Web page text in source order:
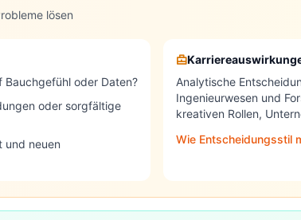
lösen
Bauchgefühl oder Daten?
oder sorgfältige
und neuen
Analytische
Ingenieurwesen und
kreativen Rollen,
Wie Entscheidungsstil